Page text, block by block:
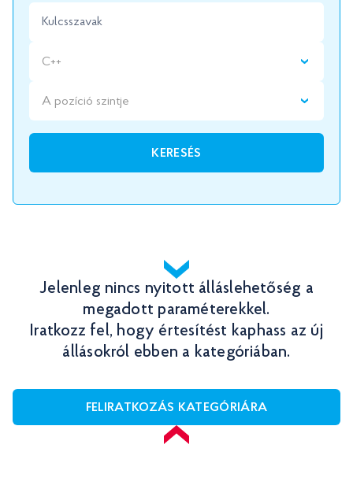
C++
A pozíció szintje
KERESÉS
Jelenleg nincs nyitott álláslehetőség a
megadott paraméterekkel.
Iratkozz fel, hogy értesítést kaphass az új
állásokról ebben a kategóriában.
FELIRATKOZÁS KATEGÓRIÁRA